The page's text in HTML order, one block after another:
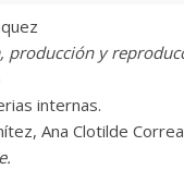
y
internas.
Ana Clotilde